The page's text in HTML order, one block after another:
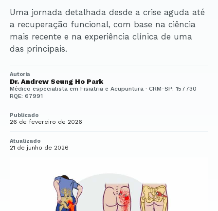
Uma jornada detalhada desde a crise aguda até
a recuperação funcional, com base na ciência
mais recente e na experiência clínica de uma
das principais.
Autoria
Dr. Andrew Seung Ho Park
Médico especialista em Fisiatria e Acupuntura · CRM-SP: 157730
RQE: 67991
Publicado
26 de fevereiro de 2026
Atualizado
21 de junho de 2026